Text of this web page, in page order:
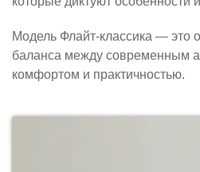
Модель Флайт-классика — это
баланса между современным
комфортом и практичностью.